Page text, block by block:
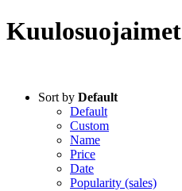
Kuulosuojaimet
Sort by Default
Default
Custom
Name
Price
Date
Popularity (sales)